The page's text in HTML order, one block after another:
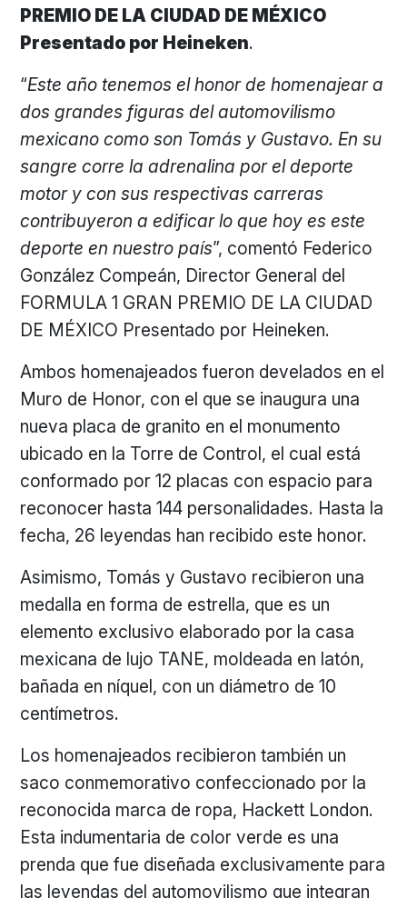
PREMIO DE LA CIUDAD DE MÉXICO
Presentado por Heineken.
“Este año tenemos el honor de homenajear a
dos grandes figuras del automovilismo
mexicano como son Tomás y Gustavo. En su
sangre corre la adrenalina por el deporte
motor y con sus respectivas carreras
contribuyeron a edificar lo que hoy es este
deporte en nuestro país”, comentó Federico
González Compeán, Director General del
FORMULA 1 GRAN PREMIO DE LA CIUDAD
DE MÉXICO Presentado por Heineken.
Ambos homenajeados fueron develados en el
Muro de Honor, con el que se inaugura una
nueva placa de granito en el monumento
ubicado en la Torre de Control, el cual está
conformado por 12 placas con espacio para
reconocer hasta 144 personalidades. Hasta la
fecha, 26 leyendas han recibido este honor.
Asimismo, Tomás y Gustavo recibieron una
medalla en forma de estrella, que es un
elemento exclusivo elaborado por la casa
mexicana de lujo TANE, moldeada en latón,
bañada en níquel, con un diámetro de 10
centímetros.
Los homenajeados recibieron también un
saco conmemorativo confeccionado por la
reconocida marca de ropa, Hackett London.
Esta indumentaria de color verde es una
prenda que fue diseñada exclusivamente para
las leyendas del automovilismo que integran